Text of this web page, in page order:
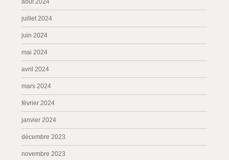
août 2024
juillet 2024
juin 2024
mai 2024
avril 2024
mars 2024
février 2024
janvier 2024
décembre 2023
novembre 2023